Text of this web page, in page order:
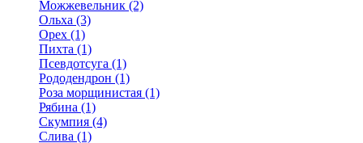
Можжевельник (2)
Ольха (3)
Орех (1)
Пихта (1)
Псевдотсуга (1)
Рододендрон (1)
Роза морщинистая (1)
Рябина (1)
Скумпия (4)
Слива (1)